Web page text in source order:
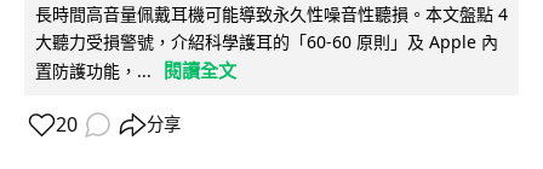
長時間高音量佩戴耳機可能導致永久性噪音性聽損。本文盤點 4
大聽力受損警號，介紹科學護耳的「60-60 原則」及 Apple 內
置防護功能，...
閱讀全文
20 分享